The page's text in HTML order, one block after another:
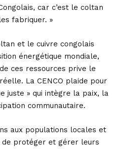
car c’est le coltan
fabriquer. »
et le cuivre congolais
énergétique mondiale,
ces ressources prive le
La CENCO plaide pour
juste » qui intègre la paix, la
communautaire.
aux populations locales et
de protéger et gérer leurs